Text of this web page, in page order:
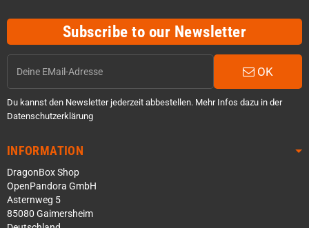
Subscribe to our Newsletter
OK
Du kannst den Newsletter jederzeit abbestellen. Mehr Infos dazu in der
Datenschutzerklärung
INFORMATION
DragonBox Shop
OpenPandora GmbH
Asternweg 5
85080 Gaimersheim